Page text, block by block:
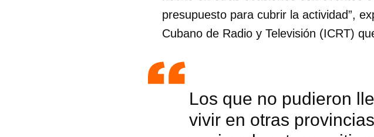
presupuesto para cubrir la actividad”,
Cubano de Radio y Televisión (ICRT)
Los que no pudieron
vivir en otras